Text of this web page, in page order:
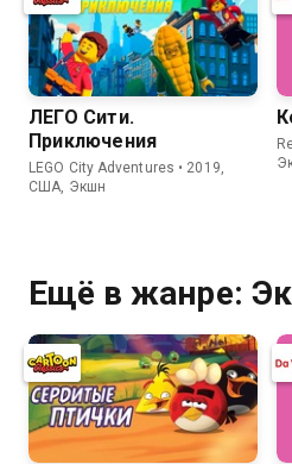
ЛЕГО Сити.
Приключения
LEGO City Adventures • 2019,
США, Экшн
Ещё в жанре: